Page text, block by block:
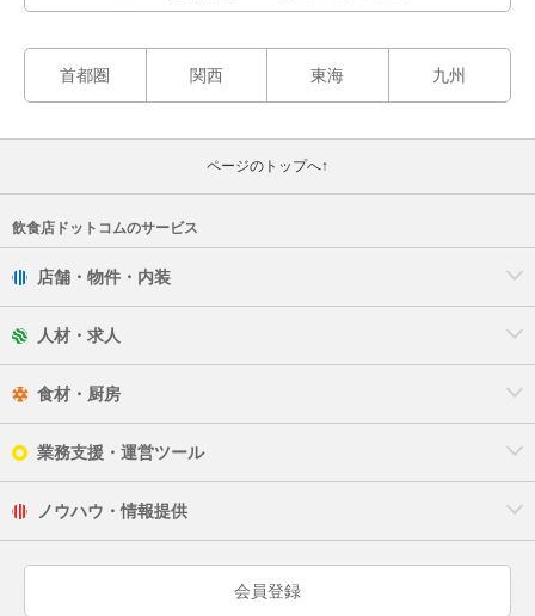
首都圏 関西 東海 九州
ページのトップへ↑
飲食店ドットコムのサービス
店舗・物件・内装
人材・求人
食材・厨房
業務支援・運営ツール
ノウハウ・情報提供
会員登録